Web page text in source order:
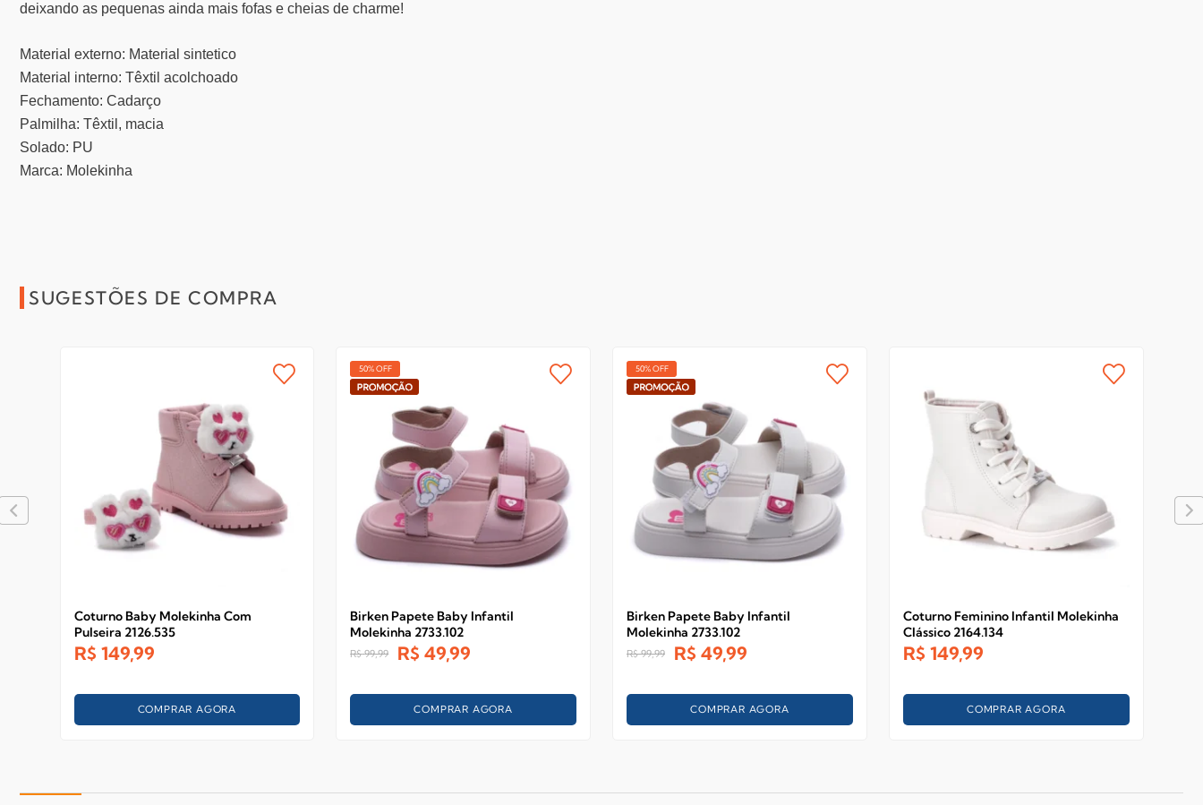
deixando as pequenas ainda mais fofas e cheias de charme!
Material externo: Material sintetico
Material interno: Têxtil acolchoado
Fechamento: Cadarço
Palmilha: Têxtil, macia
Solado: PU
Marca: Molekinha
SUGESTÕES DE COMPRA
Coturno Baby Molekinha Com
Pulseira 2126.535
R$ 149,99
COMPRAR AGORA
50% OFF
Birken Papete Baby Infantil
Molekinha 2733.102
R$ 99,99 R$ 49,99
COMPRAR AGORA
50% OFF
Birken Papete Baby Infantil
Molekinha 2733.102
R$ 99,99 R$ 49,99
COMPRAR AGORA
Coturno Feminino Infantil Molekinha
Clássico 2164.134
R$ 149,99
COMPRAR AGORA